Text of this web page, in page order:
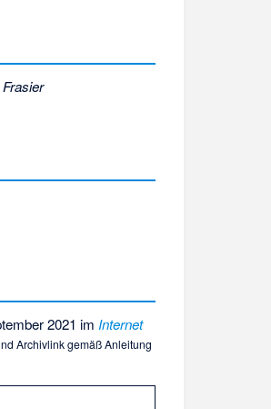
Frasier
2021 im Internet
Archivlink gemäßAnleitung